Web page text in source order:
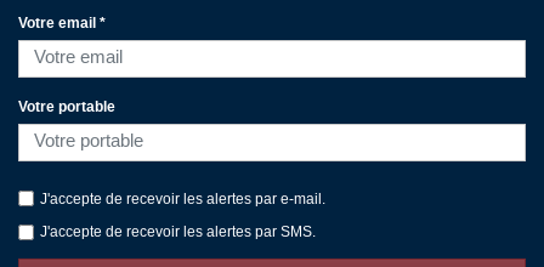
Votre email *
Votre portable
J'accepte de recevoir les alertes par e-mail.
J'accepte de recevoir les alertes par SMS.